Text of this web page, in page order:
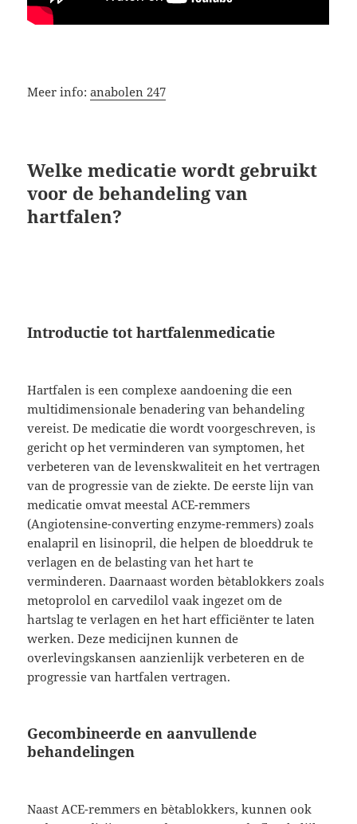
Meer info:anabolen 247
Welke medicatie wordt gebruikt
voor de behandeling van
hartfalen?
Introductie tot hartfalenmedicatie
Hartfalen is een complexe aandoening die een
multidimensionale benadering van behandeling
vereist. De medicatie die wordt voorgeschreven, is
gericht op het verminderen van symptomen, het
verbeteren van de levenskwaliteit en het vertragen
van de progressie van de ziekte. De eerste lijn van
medicatie omvat meestal ACE-remmers
(Angiotensine-converting enzyme-remmers) zoals
enalapril en lisinopril, die helpen de bloeddruk te
verlagen en de belasting van het hart te
verminderen. Daarnaast worden bètablokkers zoals
metoprolol en carvedilol vaak ingezet om de
hartslag te verlagen en het hart efficiënter te laten
werken. Deze medicijnen kunnen de
overlevingskansen aanzienlijk verbeteren en de
progressie van hartfalen vertragen.
Gecombineerde en aanvullende
behandelingen
Naast ACE-remmers en bètablokkers, kunnen ook